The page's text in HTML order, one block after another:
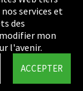
services et
des
mon
l'avenir.
ACCEPTER